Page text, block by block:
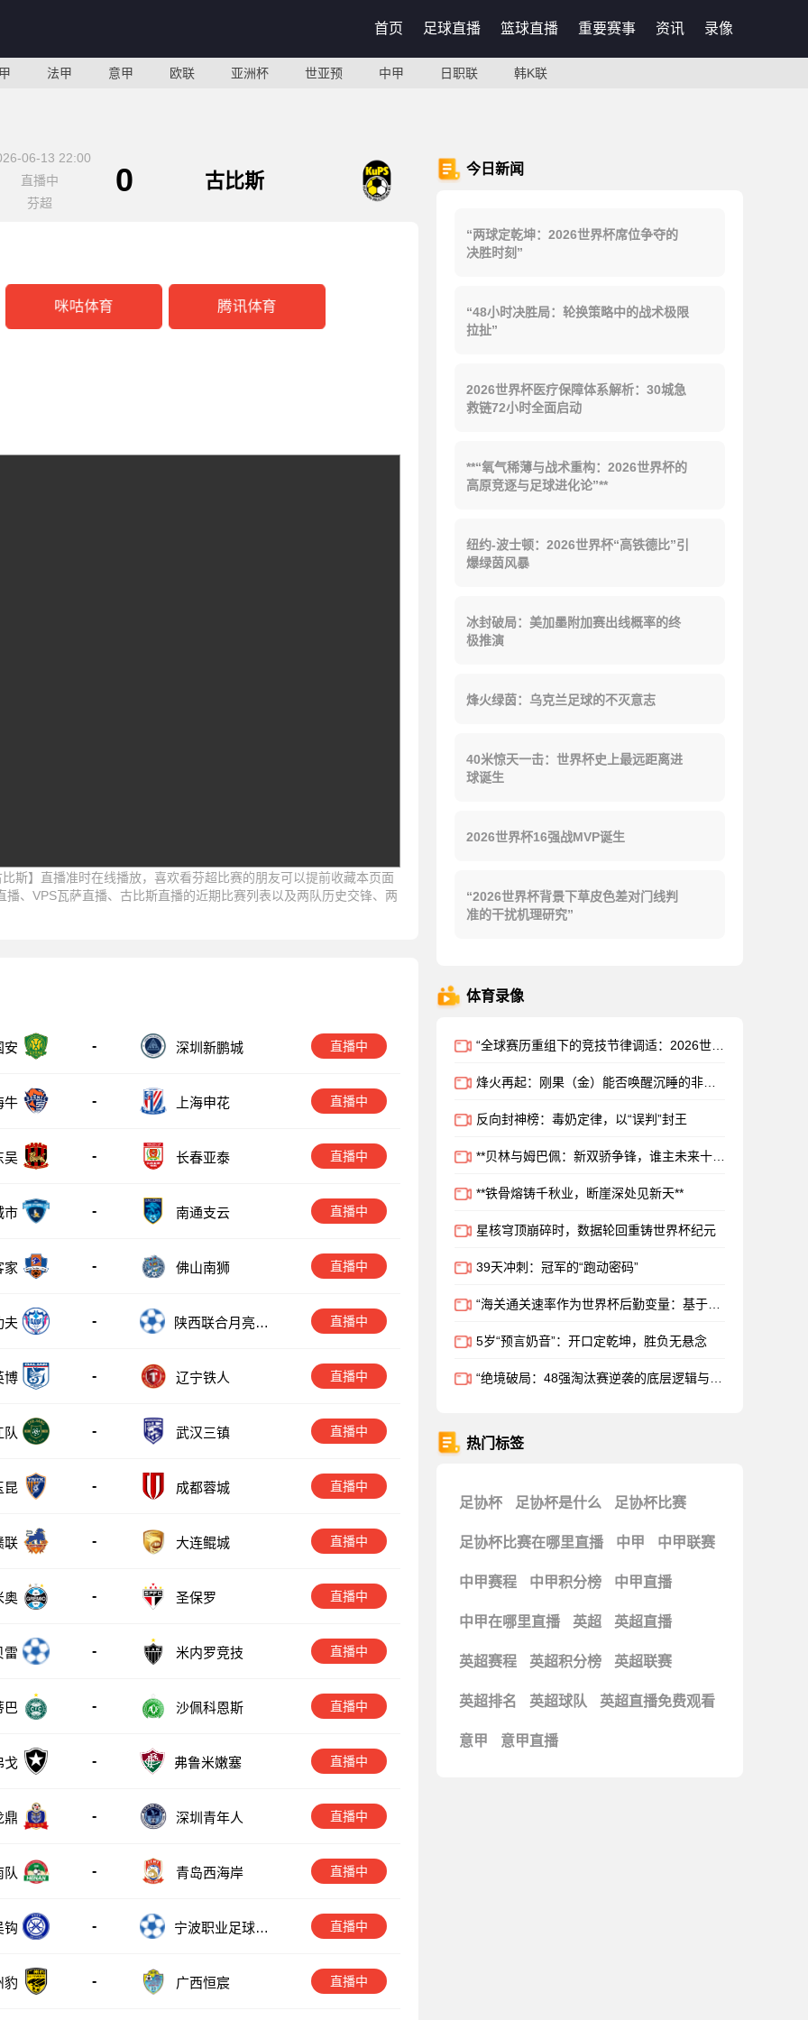
首页 足球直播 篮球直播 重要赛事 资讯 录像
法甲 意甲 欧联 亚洲杯 世亚预 中甲 日职联 韩K联
06-13 22:00
直播中
芬超
古比斯
0
咪咕体育 腾讯体育
斯】直播准时在线播放，喜欢看芬超比赛的朋友可以提前收藏本页面
、VPS瓦萨直播、古比斯直播的近期比赛列表以及两队历史交锋、两
安 - 深圳新鹏城 直播中
牛 - 上海申花 直播中
吴 - 长春亚泰 直播中
市 - 南通支云 直播中
家 - 佛山南狮 直播中
夫 -
陕西联合月亮泊
直播中
博 - 辽宁铁人 直播中
队 - 武汉三镇 直播中
昆 - 成都蓉城 直播中
联 - 大连鲲城 直播中
奥 - 圣保罗 直播中
雷 - 米内罗竞技 直播中
巴 - 沙佩科恩斯 直播中
戈 - 弗鲁米嫩塞 直播中
鼎 - 深圳青年人 直播中
队 - 青岛西海岸 直播中
钩 -
宁波职业足球俱
直播中
豹 - 广西恒宸 直播中
今日新闻
“两球定乾坤：2026世界杯席位争夺的
决胜时刻”
“48小时决胜局：轮换策略中的战术极限
拉扯”
2026世界杯医疗保障体系解析：30城急
救链72小时全面启动
**“氧气稀薄与战术重构：2026世界杯的
高原竞逐与足球进化论”**
纽约-波士顿：2026世界杯“高铁德比”引
爆绿茵风暴
冰封破局：美加墨附加赛出线概率的终
极推演
烽火绿茵：乌克兰足球的不灭意志
40米惊天一击：世界杯史上最远距离进
球诞生
2026世界杯16强战MVP诞生
“2026世界杯背景下草皮色差对门线判
准的干扰机理研究”
体育录像
“全球赛历重组下的竞技节律调适：2026世界杯备战体系的拓扑升级路径”
烽火再起：刚果（金）能否唤醒沉睡的非洲足球雄狮？
反向封神榜：毒奶定律，以“误判”封王
**贝林与姆巴佩：新双骄争锋，谁主未来十年沉浮？**
**铁骨熔铸千秋业，断崖深处见新天**
星核穹顶崩碎时，数据轮回重铸世界杯纪元
39天冲刺：冠军的“跑动密码”
“海关通关速率作为世界杯后勤变量：基于多国海关运作体系的战术评估框架”
5岁“预言奶音”：开口定乾坤，胜负无悬念
“绝境破局：48强淘汰赛逆袭的底层逻辑与致胜密码”
热门标签
足协杯 足协杯是什么 足协杯比赛
足协杯比赛在哪里直播 中甲 中甲联赛
中甲赛程 中甲积分榜 中甲直播
中甲在哪里直播 英超 英超直播
英超赛程 英超积分榜 英超联赛
英超排名 英超球队 英超直播免费观看
意甲 意甲直播